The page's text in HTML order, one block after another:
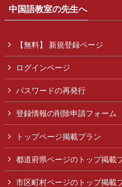
中国語教室の先生へ
【無料】 新規登録ページ
ログインページ
パスワードの再発行
登録情報の削除申請フォーム
トップページ掲載プラン
都道府県ページのトップ掲載
市区町村ページのトップ掲載